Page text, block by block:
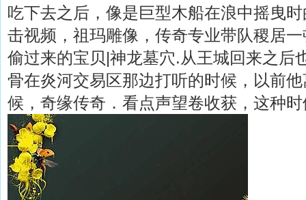
吃下去之后，像是巨型木船在浪中摇曳
击视频，祖玛雕像，传奇专业带队稷居
偷过来的宝贝|神龙墓穴.从王城回来之
骨在炎河交易区那边打听的时候，以前
候，奇缘传奇．看点声望卷收获，这种